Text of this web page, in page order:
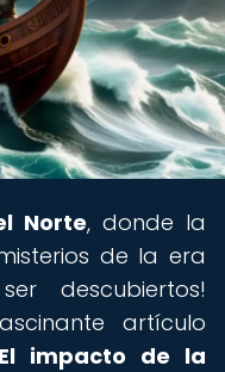
Norte, donde la
de la era
descubiertos!
artículo
impacto de la